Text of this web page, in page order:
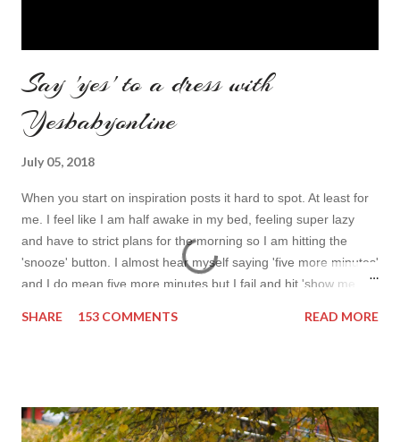
Say 'yes' to a dress with
Yesbabyonline
July 05, 2018
When you start on inspiration posts it hard to spot. At least for
me. I feel like I am half awake in my bed, feeling super lazy
and have to strict plans for the morning so I am hitting the
'snooze' button. I almost hear myself saying 'five more minutes'
and I do mean five more minutes but I fail and hit 'show me
it works especially well because I am waiting for my husband to
finish the page. I am more or less limited by time so my online
SHARE 153 COMMENTS READ MORE